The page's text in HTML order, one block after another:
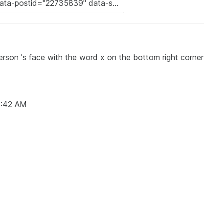
a person 's face with the word x on the bottom right corner
AM